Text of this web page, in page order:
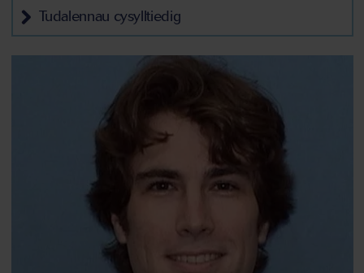
Tudalennau cysylltiedig